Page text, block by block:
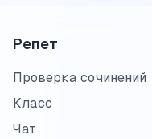
Репет
Проверка сочинений
Класс
Чат